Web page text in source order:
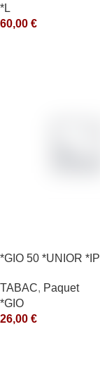
*L
60,00 €
*GIO 50 *UNIOR *IP
TABAC, Paquet
*GIO
26,00 €